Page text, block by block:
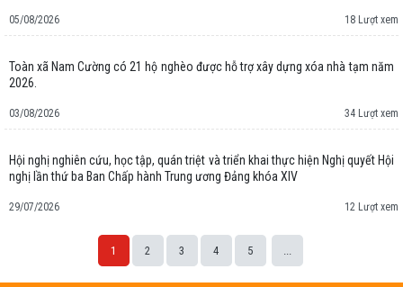
05/08/2026 18 Lượt xem
Toàn xã Nam Cường có 21 hộ nghèo được hỗ trợ xây dựng xóa nhà tạm năm
2026.
03/08/2026 34 Lượt xem
Hội nghị nghiên cứu, học tập, quán triệt và triển khai thực hiện Nghị quyết Hội
nghị lần thứ ba Ban Chấp hành Trung ương Đảng khóa XIV
29/07/2026 12 Lượt xem
1 2 3 4 5 ...